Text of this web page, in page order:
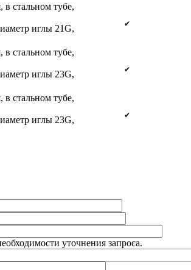
в стальном тубе,
иглы 21G,
✔
в стальном тубе,
иглы 23G,
✔
в стальном тубе,
иглы 23G,
✔
уточнения запроса.